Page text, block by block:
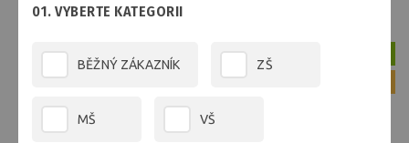
01. VYBERTE KATEGORII
BĚŽNÝ ZÁKAZNÍK ZŠ
MŠ VŠ